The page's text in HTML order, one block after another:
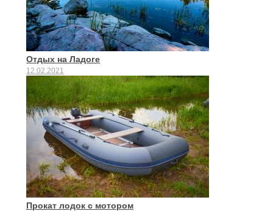
Отдых на Ладоге
12.02.2021
Прокат лодок с мотором